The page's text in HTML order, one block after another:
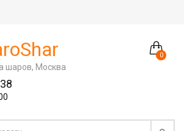
0
шаров, Москва